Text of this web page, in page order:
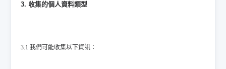
3. 收集的個人資料類型
3.1 我們可能收集以下資訊：